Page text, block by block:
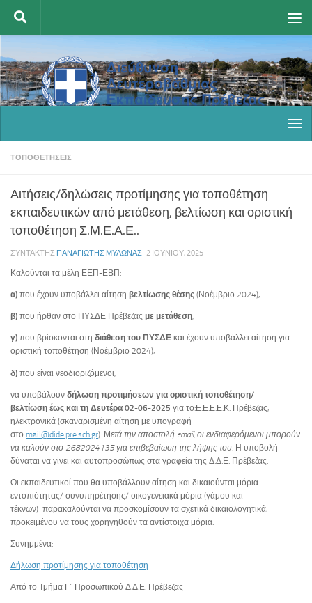
Skip to content
ΤΟΠΟΘΕΤΉΣΕΙΣ
Αιτήσεις/δηλώσεις προτίμησης για τοποθέτηση
εκπαιδευτικών από μετάθεση, βελτίωση και οριστική
τοποθέτηση Σ.Μ.Ε.Α.Ε..
ΣΥΝΤΆΚΤΗΣ ΠΑΝΑΓΙΏΤΗΣ ΜΥΛΩΝΆΣ · 2 ΙΟΥΝΊΟΥ, 2025
Καλούνται τα μέλη ΕΕΠ-ΕΒΠ:
α) που έχουν υποβάλλει αίτηση βελτίωσης θέσης (Νοέμβριο 2024),
β) που ήρθαν στο ΠΥΣΔΕ Πρέβεζας με μετάθεση,
γ) που βρίσκονται στη διάθεση του ΠΥΣΔΕ και έχουν υποβάλλει αίτηση για
οριστική τοποθέτηση (Νοέμβριο 2024),
δ) που είναι νεοδιοριζόμενοι,
να υποβάλουν δήλωση προτιμήσεων για οριστική τοποθέτηση/
βελτίωση έως και τη Δευτέρα 02-06-2025 για το:Ε.Ε.Ε.Ε.Κ. Πρέβεζας,
ηλεκτρονικά (σκαναρισμένη αίτηση με υπογραφή
στο mail@dide.pre.sch.gr). Μετά την αποστολή email, οι ενδιαφερόμενοι μπορούν
να καλούν στο 2682024135 για επιβεβαίωση της λήψης του . Η υποβολή
δύναται να γίνει και αυτοπροσώπως στα γραφεία της Δ.Δ.Ε. Πρέβεζας.
Οι εκπαιδευτικοί που θα υποβάλλουν αίτηση και δικαιούνται μόρια
εντοπιότητας/ συνυπηρέτησης/ οικογενειακά μόρια (γάμου και
τέκνων) παρακαλούνται να προσκομίσουν τα σχετικά δικαιολογητικά,
προκειμένου να τους χορηγηθούν τα αντίστοιχα μόρια.
Συνημμένα:
Δήλωση προτίμησης για τοποθέτηση
Από το Τμήμα Γ΄ Προσωπικού Δ.Δ.Ε. Πρέβεζας